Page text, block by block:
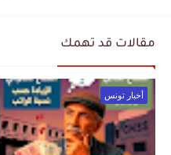
مقالات قد تهمك
أخبار تونس